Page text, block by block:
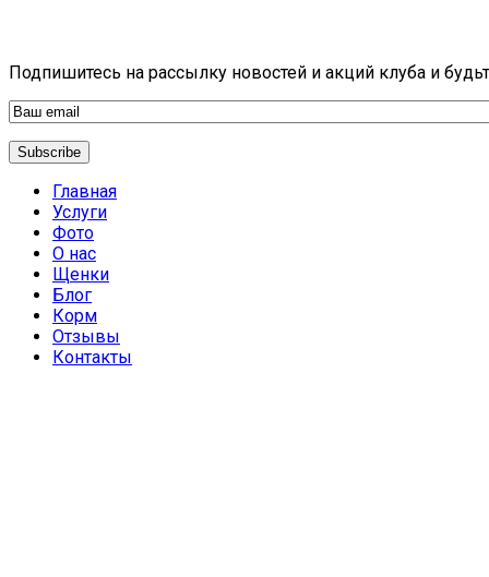
Подпишитесь на рассылку новостей и акций клуба и
Главная
Услуги
Фото
О нас
Щенки
Блог
Корм
Отзывы
Контакты